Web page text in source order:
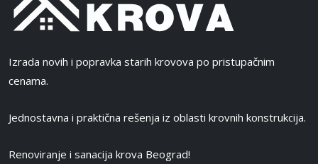
Izrada novih i popravka starih krovova po pristupačnim
cenama.
Jednostavna i praktična rešenja iz oblasti krovnih konstrukcija.
Renoviranje i sanacija krova Beograd!